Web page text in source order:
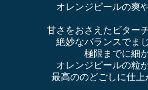
オレンジピールの爽
甘さをおさえたビター
絶妙なバランスでま
極限までに細
オレンジピールの粒
最高ののどごしに仕上